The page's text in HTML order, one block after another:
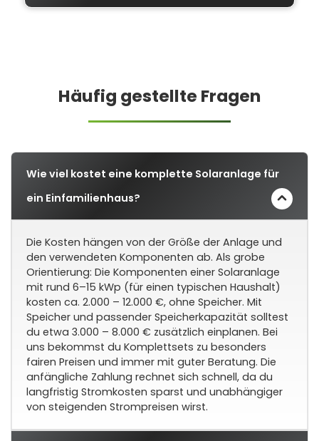
Häufig gestellte Fragen
Wie viel kostet eine komplette Solaranlage für
ein Einfamilienhaus?
Die Kosten hängen von der Größe der Anlage und
den verwendeten Komponenten ab. Als grobe
Orientierung: Die Komponenten einer Solaranlage
mit rund 6–15 kWp (für einen typischen Haushalt)
kosten ca. 2.000 – 12.000 €, ohne Speicher. Mit
Speicher und passender Speicherkapazität solltest
du etwa 3.000 – 8.000 € zusätzlich einplanen. Bei
uns bekommst du Komplettsets zu besonders
fairen Preisen und immer mit guter Beratung. Die
anfängliche Zahlung rechnet sich schnell, da du
langfristig Stromkosten sparst und unabhängiger
von steigenden Strompreisen wirst.